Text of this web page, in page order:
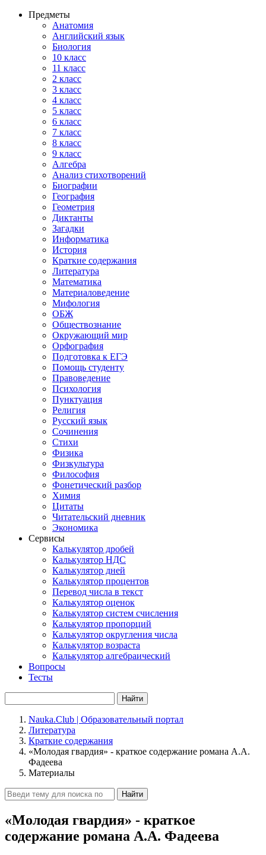
Предметы
Анатомия
Английский язык
Биология
10 класс
11 класс
2 класс
3 класс
4 класс
5 класс
6 класс
7 класс
8 класс
9 класс
Алгебра
Анализ стихотворений
Биографии
География
Геометрия
Диктанты
Загадки
Информатика
История
Краткие содержания
Литература
Математика
Материаловедение
Мифология
ОБЖ
Обществознание
Окружающий мир
Орфография
Подготовка к ЕГЭ
Помощь студенту
Правоведение
Психология
Пунктуация
Религия
Русский язык
Сочинения
Стихи
Физика
Физкультура
Философия
Фонетический разбор
Химия
Цитаты
Читательский дневник
Экономика
Сервисы
Калькулятор дробей
Калькулятор НДС
Калькулятор дней
Калькулятор процентов
Перевод числа в текст
Калькулятор оценок
Калькулятор систем счисления
Калькулятор пропорций
Калькулятор округления числа
Калькулятор возраста
Калькулятор алгебраический
Вопросы
Тесты
Найти
Nauka.Club | Образовательный портал
Литература
Краткие содержания
«Молодая гвардия» - краткое содержание романа А.А.
Фадеева
Материалы
Найти
«Молодая гвардия» - краткое
содержание романа А.А. Фадеева